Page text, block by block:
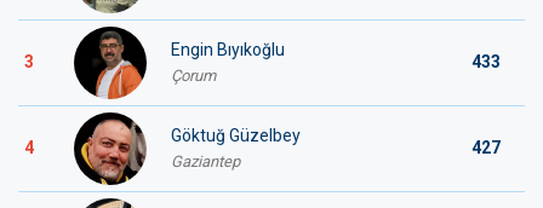
3
Engin Bıyıkoğlu
Çorum
433
4
Göktuğ Güzelbey
Gaziantep
427